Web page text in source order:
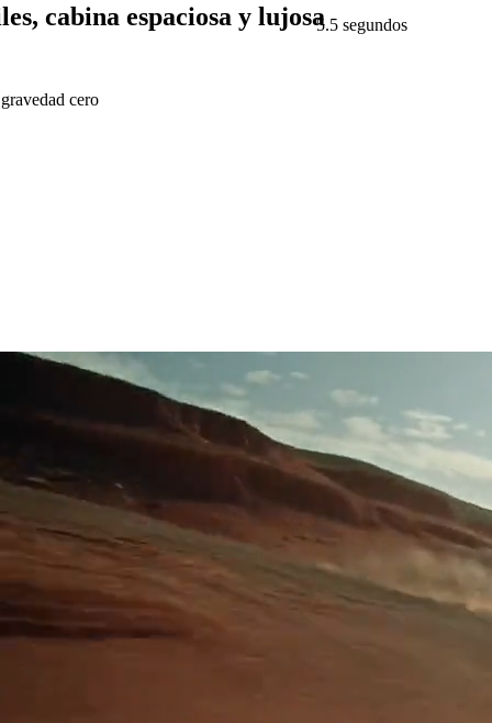
cabina espaciosa y lujosa
cero
5.5 segundos